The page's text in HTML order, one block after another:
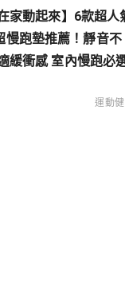
家動起來】6款超人
慢跑墊推薦！靜音不
緩衝感 室內慢跑必
運動